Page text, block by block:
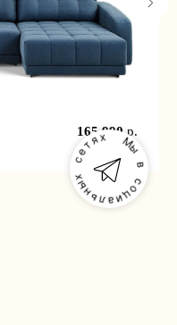
165 990 р.